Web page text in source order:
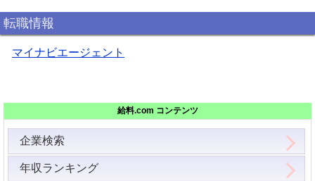
転職情報
マイナビエージェント
給料.com コンテンツ
企業検索
年収ランキング